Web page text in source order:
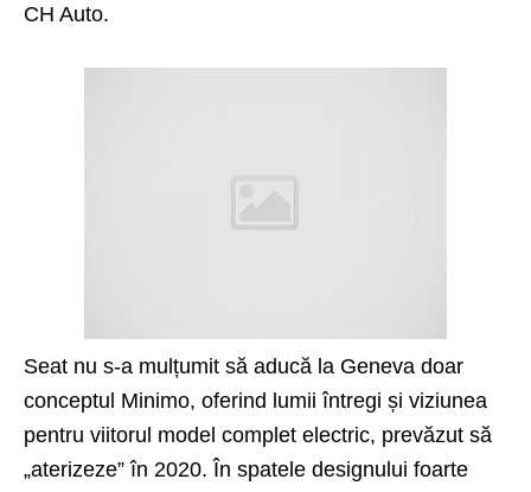
CH Auto.
Seat nu s-a mulțumit să aducă la Geneva doar
conceptul Minimo, oferind lumii întregi și viziunea
pentru viitorul model complet electric, prevăzut să
„aterizeze” în 2020. În spatele designului foarte